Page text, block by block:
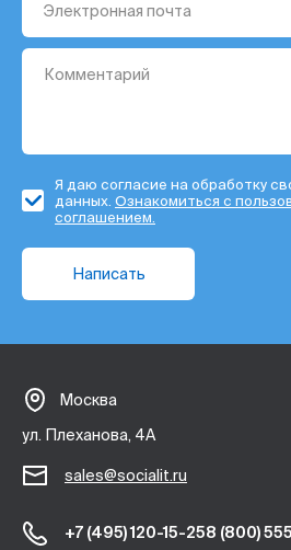
Я даю согласие на обработку
данных. Ознакомиться с
соглашением.
Написать
Москва
ул. Плеханова, 4А
sales@socialit.ru
+7 (495) 120-15-258 (800)